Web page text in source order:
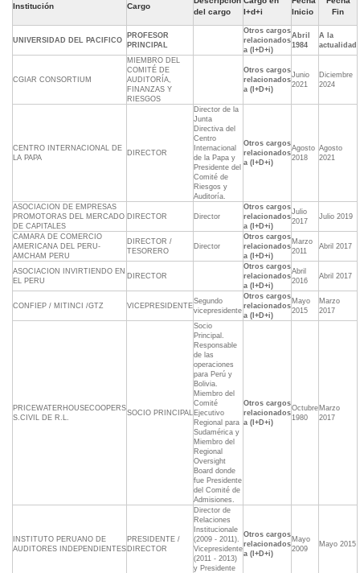
Institución Cargo
del cargo
I+d+i
Inicio
Fin
UNIVERSIDAD DEL PACIFICO
PROFESOR
PRINCIPAL
Otros cargos
relacionados
a (I+D+i)
Abril
1984
A la
actualidad
CGIAR CONSORTIUM
MIEMBRO DEL
COMITÉ DE
AUDITORÍA,
FINANZAS Y
RIESGOS
Otros cargos
relacionados
a (I+D+i)
Junio
2021
Diciembre
2024
CENTRO INTERNACIONAL DE
LA PAPA
DIRECTOR
Director de la
Junta
Directiva del
Centro
Internacional
de la Papa y
Presidente del
Comité de
Riesgos y
Auditoría.
Otros cargos
relacionados
a (I+D+i)
Agosto
2018
Agosto
2021
ASOCIACION DE EMPRESAS
PROMOTORAS DEL MERCADO
DE CAPITALES
DIRECTOR Director
Otros cargos
relacionados
a (I+D+i)
Julio
2017
Julio 2019
CAMARA DE COMERCIO
AMERICANA DEL PERU-
AMCHAM PERU
DIRECTOR /
TESORERO
Director
Otros cargos
relacionados
a (I+D+i)
Marzo
2011
Abril 2017
ASOCIACION INVIRTIENDO EN
EL PERU
DIRECTOR
Otros cargos
relacionados
a (I+D+i)
Abril
2016
Abril 2017
CONFIEP / MITINCI /GTZ VICEPRESIDENTE
Segundo
vicepresidente
Otros cargos
relacionados
a (I+D+i)
Mayo
2015
Marzo
2017
PRICEWATERHOUSECOOPERS
S.CIVIL DE R.L.
SOCIO PRINCIPAL
Socio
Principal.
Responsable
de las
operaciones
para Perú y
Bolivia.
Miembro del
Comité
Ejecutivo
Regional para
Sudamérica y
Miembro del
Regional
Oversight
Board donde
fue Presidente
del Comité de
Admisiones.
Otros cargos
relacionados
a (I+D+i)
Octubre
1980
Marzo
2017
INSTITUTO PERUANO DE
AUDITORES INDEPENDIENTES
PRESIDENTE /
DIRECTOR
Director de
Relaciones
Institucionale
(2009 - 2011).
Vicepresidente
(2011 - 2013)
y Presidente
Otros cargos
relacionados
a (I+D+i)
Mayo
2009
Mayo 2015